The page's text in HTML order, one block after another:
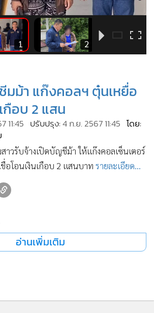
being
& SD
ม้า แก๊งคอลฯ ตุ๋นเหยื่อ
อบ 2 แสน
11:45 ปรับปรุง:4 ก.ย. 2567 11:45 โดย:
าวรับจ้างเปิดบัญชีม้า ให้แก๊งคอลเซ็นเตอร์
อโอนเงินเกือบ 2 แสนบาท รายละเอียด...
อ่านเพิ่มเติม
1 2